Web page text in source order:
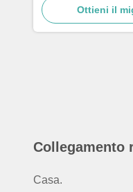
Ottieni il
Collegamento
Casa.